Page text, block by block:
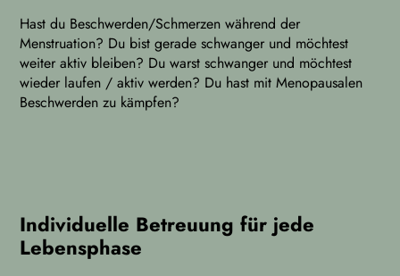
Hast du Beschwerden/Schmerzen während der
Menstruation? Du bist gerade schwanger und möchtest
weiter aktiv bleiben? Du warst schwanger und möchtest
wieder laufen / aktiv werden? Du hast mit Menopausalen
Beschwerden zu kämpfen?
Individuelle Betreuung für jede
Lebensphase